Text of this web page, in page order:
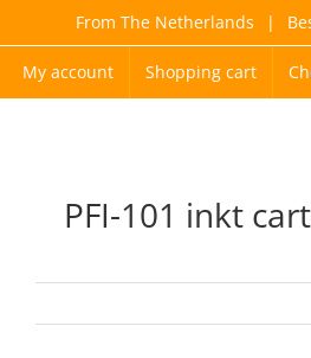
content
From The Netherlands |
My account Shopping cart
PFI-101 inkt